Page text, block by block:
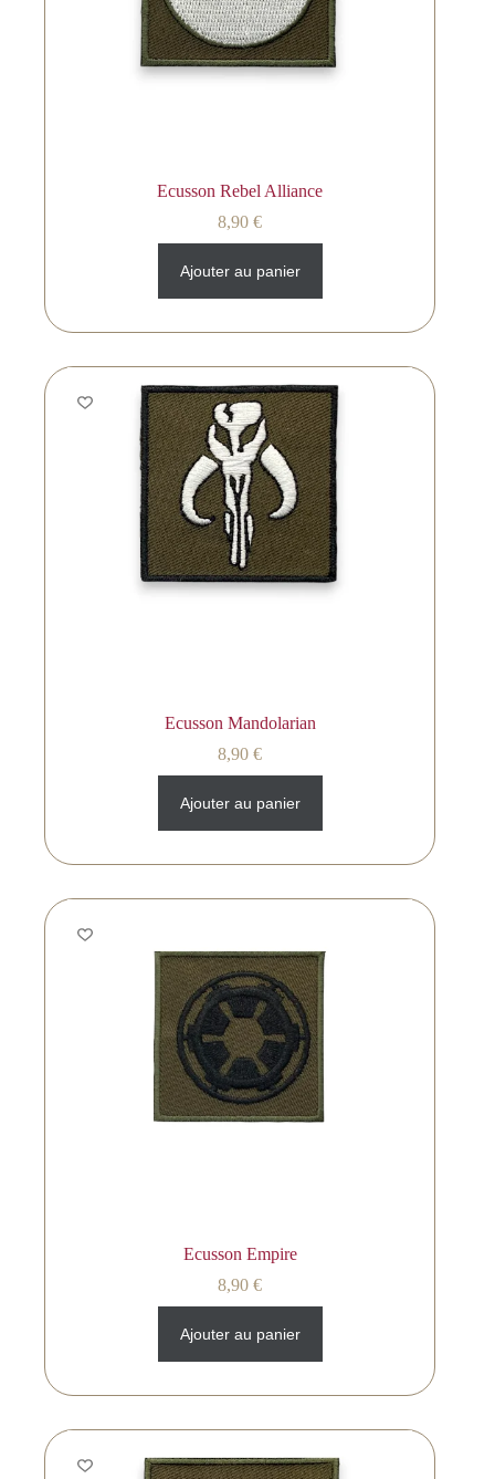
Ecusson Rebel Alliance
8,90€
Ajouter au panier
Ecusson Mandolarian
8,90€
Ajouter au panier
Ecusson Empire
8,90€
Ajouter au panier